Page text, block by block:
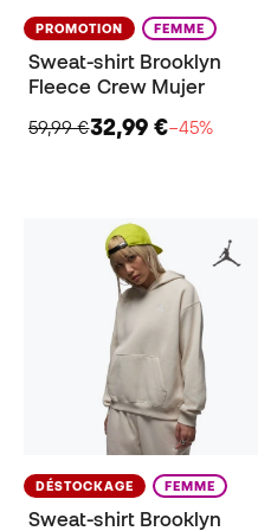
PROMOTION FEMME
Sweat-shirt Brooklyn
Fleece Crew Mujer
59,99 €32,99 €−45%
DÉSTOCKAGE FEMME
Sweat-shirt Brooklyn